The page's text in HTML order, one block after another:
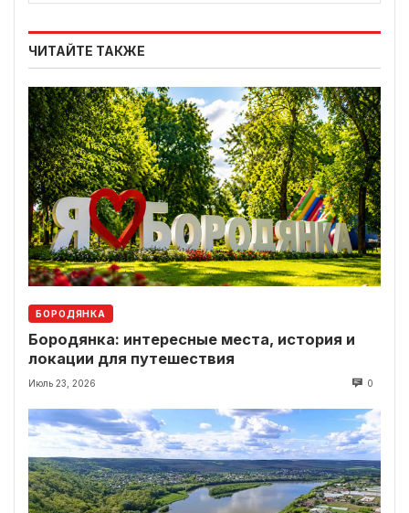
ЧИТАЙТЕ ТАКЖЕ
БОРОДЯНКА
Бородянка: интересные места, история и
локации для путешествия
Июль 23, 2026 0